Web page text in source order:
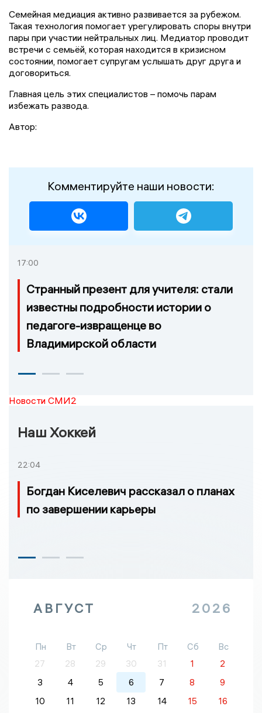
Семейная медиация активно развивается за рубежом.
Такая технология помогает урегулировать споры внутри
пары при участии нейтральных лиц. Медиатор проводит
встречи с семьёй, которая находится в кризисном
состоянии, помогает супругам услышать друг друга и
договориться.
Главная цель этих специалистов – помочь парам
избежать развода.
Автор:
Комментируйте наши новости:
17:00
Странный презент для учителя: стали
известны подробности истории о
педагоге-извращенце во
Владимирской области
Новости СМИ2
Наш Хоккей
22:04
Богдан Киселевич рассказал о планах
по завершении карьеры
АВГУСТ 2026
Пн Вт Ср Чт Пт Сб
Вс
27
28 29 30 31 1
2
3
4 5 6 7 8
9
10
11 12 13 14 15
16